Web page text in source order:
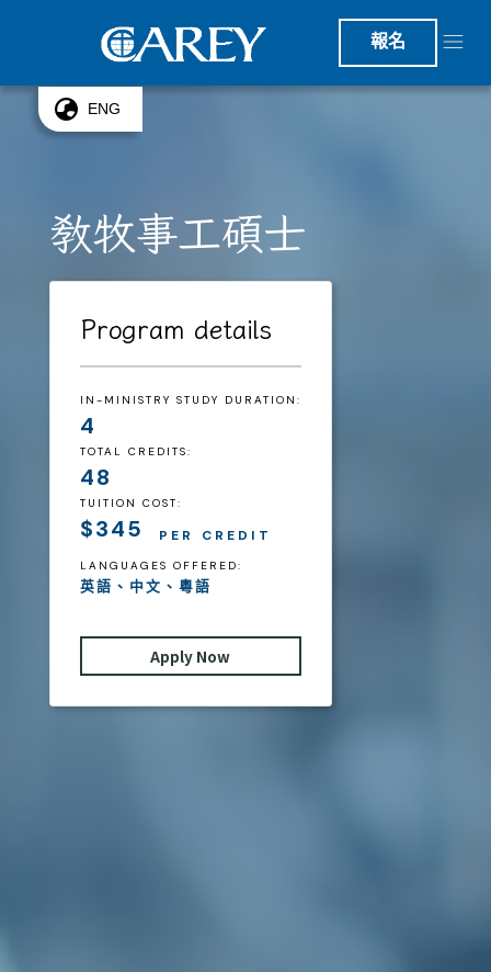
報名
ENG
教牧事工碩士
Program details
IN-MINISTRY STUDY DURATION:
4
TOTAL CREDITS:
48
TUITION COST:
$345 PER CREDIT
LANGUAGES OFFERED:
英語、中文、粵語
Apply Now